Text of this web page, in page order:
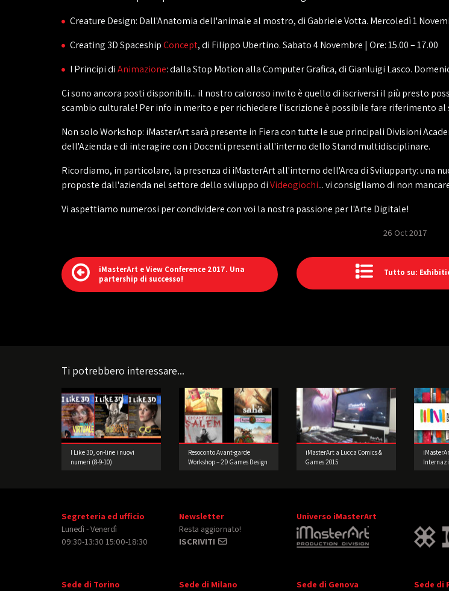
Creature Design: Dall'Anatomia dell'animale al mostro, di Gabriele Votta. Mercoledì 1
Creating 3D SpaceshipConcept, di Filippo Ubertino. Sabato 4 Novembre | Ore: 15.00 – 17.00
I Principi diAnimazione: dalla Stop Motion alla Computer Grafica, di Gianluigi Lasco.
Ci sono ancora posti disponibili... il nostro caloroso invito è quello di iscriversi il più presto
scambio culturale! Per info in merito e per richiedere l'iscrizione è possibile fare riferimento
Non solo Workshop: iMasterArt sarà presente in Fiera con tutte le sue principali Divisioni
dell'Azienda e di interagire con i Docenti presenti all'interno dello Stand multidisciplinare.
Ricordiamo, in particolare, la presenza di iMasterArt all'interno dell'Area di Svilupparty: una
proposte dall'azienda nel settore dello sviluppo diVideogiochi... vi consigliamo di non
Vi aspettiamo numerosi per condividere con voi la nostra passione per l'Arte Digitale!
26 Oct 2017
iMasterArt e View Conference 2017. Una
partership di successo!
Tutto su:
Ti potrebbero interessare...
I Like 3D, on-line i nuovi
numeri (8-9-10)
Resoconto Avant-garde
Workshop – 2D Games Design
iMasterArt a Lucca Comics &
Games 2015
Segreteria ed ufficio
Lunedì - Venerdì
09:30-13:30 15:00-18:30
Newsletter
Resta aggiornato!
ISCRIVITI
Universo iMasterArt
Sede di Torino
Sede di Milano
Sede di Genova
Sede di